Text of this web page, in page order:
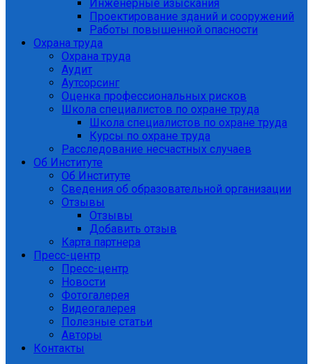
Инженерные изыскания
Проектирование зданий и сооружений
Работы повышенной опасности
Охрана труда
Охрана труда
Аудит
Аутсорсинг
Оценка профессиональных рисков
Школа специалистов по охране труда
Школа специалистов по охране труда
Курсы по охране труда
Расследование несчастных случаев
Об Институте
Об Институте
Сведения об образовательной организации
Отзывы
Отзывы
Добавить отзыв
Карта партнера
Пресс-центр
Пресс-центр
Новости
Фотогалерея
Видеогалерея
Полезные статьи
Авторы
Контакты